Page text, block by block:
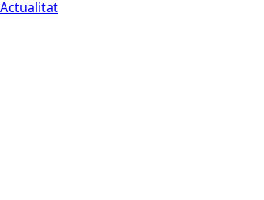
Actualitat